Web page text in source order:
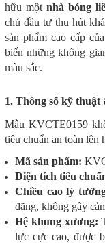
hữu mộtnhà bóng
chủ đầu tư thu hút
sản phẩm cao cấp của
biến những không
màu sắc.
1. Thông số kỹ thuật
Mẫu KVCTE0159
tiêu chuẩn an toàn lên
Mã sản phẩm:
Diện tích tiêu
Chiều cao lý
đãng, không gây
Hệ khung xương:
lực cực cao, được